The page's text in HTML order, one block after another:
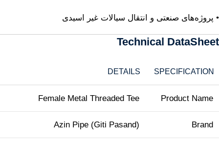
• پروژه‌های صنعتی و انتقال سیالات غیر اسیدی
Technical DataSheet
SPECIFICATION
DETAILS
Product Name
Female Metal Threaded Tee
Brand
Azin Pipe (Giti Pasand)